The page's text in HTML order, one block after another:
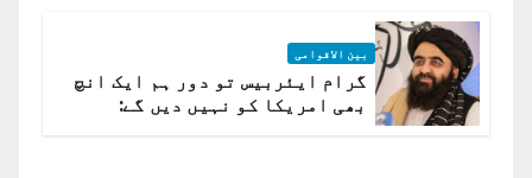
بین الاقوامی
گرام ایئربیس تو دور ہم ایک انچ
بھی امریکا کو نہیں دیں گے: